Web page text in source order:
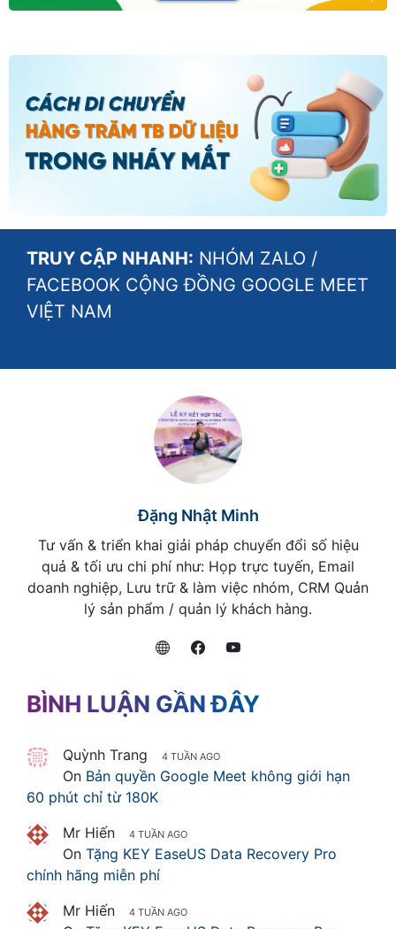
TRUY CẬP NHANH: NHÓM ZALO /
FACEBOOK CỘNG ĐỒNG GOOGLE MEET
VIỆT NAM
Đặng Nhật Minh
Tư vấn & triển khai giải pháp chuyển đổi số hiệu
quả & tối ưu chi phí như: Họp trực tuyến, Email
doanh nghiệp, Lưu trữ & làm việc nhóm, CRM Quản
lý sản phẩm / quản lý khách hàng.
BÌNH LUẬN GẦN ĐÂY
Quỳnh Trang 4 TUẦN AGO
On Bản quyền Google Meet không giới hạn
60 phút chỉ từ 180K
Mr Hiến
4 TUẦN AGO
On Tặng KEY EaseUS Data Recovery Pro
chính hãng miễn phí
Mr Hiến
4 TUẦN AGO